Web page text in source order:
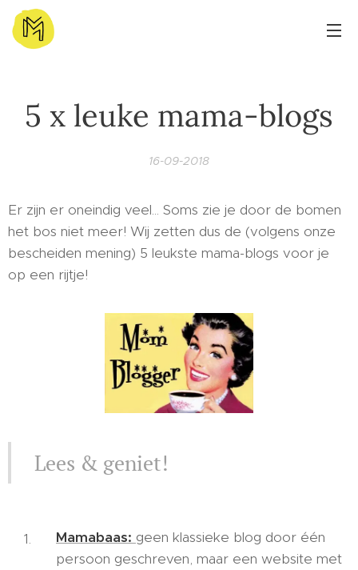
5 x leuke mama-blogs
16-09-2018
Er zijn er oneindig veel... Soms zie je door de bomen
het bos niet meer! Wij zetten dus de (volgens onze
bescheiden mening) 5 leukste mama-blogs voor je
op een rijtje!
Lees & geniet!
Mamabaas: geen klassieke blog door één
persoon geschreven, maar een website met